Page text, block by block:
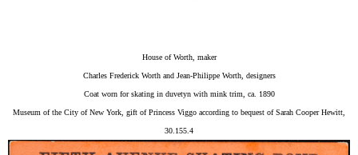
House of Worth, maker
Charles Frederick Worth and Jean-Philippe Worth, designers
Coat worn for skating in duvetyn with mink trim, ca. 1890
Museum of the City of New York, gift of Princess Viggo according to bequest of Sarah Cooper Hewitt,
30.155.4